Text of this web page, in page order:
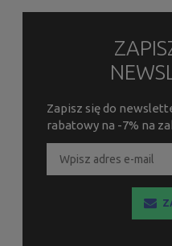
Zapisz się do
rabatowy na -7% na